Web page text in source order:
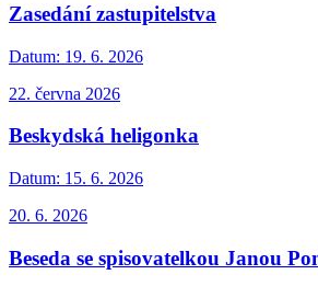
Zasedání zastupitelstva
Datum: 19. 6. 2026
22. června 2026
Beskydská heligonka
Datum: 15. 6. 2026
20. 6. 2026
Beseda se spisovatelkou Janou